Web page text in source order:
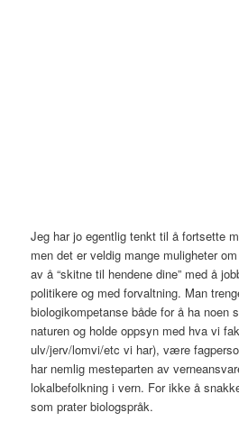
Jeg har jo egentlig tenkt til å fortsette
men det er veldig mange muligheter
av å “skitne til hendene dine” med å
politikere og med forvaltning. Man
biologikompetanse både for å ha noen
naturen og holde oppsyn med hva vi
ulv/jerv/lomvi/etc vi har), være
har nemlig mesteparten av
lokalbefolkning i vern. For ikke å
som prater biologspråk.